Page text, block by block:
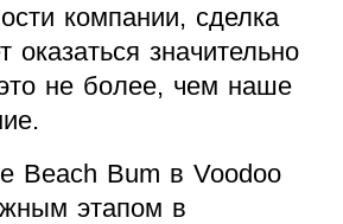
компании, сделка
оказаться значительно
не более, чем наше
Beach Bum в Voodoo
этапом в